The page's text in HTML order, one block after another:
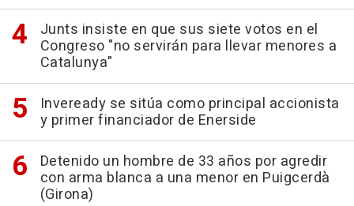
Junts insiste en que sus siete votos en el
Congreso "no servirán para llevar menores a
Catalunya"
Inveready se sitúa como principal accionista
y primer financiador de Enerside
Detenido un hombre de 33 años por agredir
con arma blanca a una menor en Puigcerdà
(Girona)